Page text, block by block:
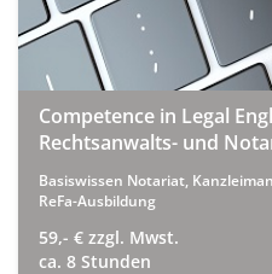
Competence in Legal
Rechtsanwalts- und
Basiswissen Notariat,
ReFa-Ausbildung
59,- € zzgl. Mwst.
ca. 8 Stunden